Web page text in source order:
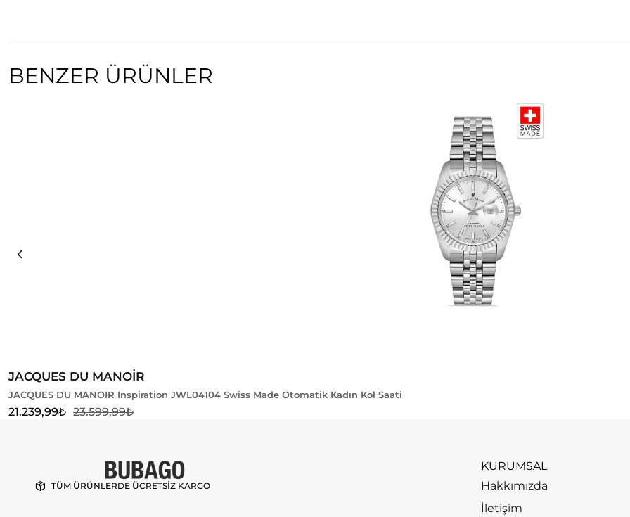
BENZER ÜRÜNLER
JACQUES DU MANOİR
JACQUES DU MANOIR Inspiration JWL04104 Swiss Made Otomatik Kadın Kol Saati
23.599,99₺
21.239,99₺
TÜM ÜRÜNLERDE ÜCRETSİZ KARGO
KURUMSAL
Hakkımızda
İletişim